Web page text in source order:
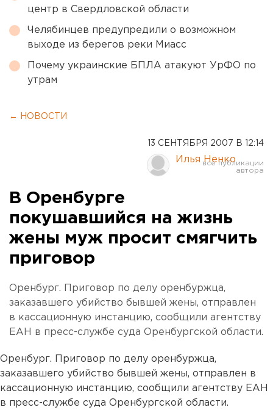
центр в Свердловской области
Челябинцев предупредили о возможном
выходе из берегов реки Миасс
Почему украинские БПЛА атакуют УрФО по
утрам
← НОВОСТИ
13 СЕНТЯБРЯ 2007 В 12:14
Илья Ненко
В Оренбурге
покушавшийся на жизнь
жены муж просит смягчить
приговор
Оренбург. Приговор по делу оренбуржца,
заказавшего убийство бывшей жены, отправлен
в кассационную инстанцию, сообщили агентству
ЕАН в пресс-службе суда Оренбургской области.
Оренбург. Приговор по делу оренбуржца,
заказавшего убийство бывшей жены, отправлен в
кассационную инстанцию, сообщили агентству ЕАН
в пресс-службе суда Оренбургской области.